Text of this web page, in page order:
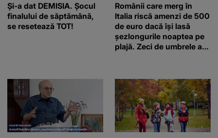
Şi-a dat DEMISIA. Şocul
finalului de săptămână,
se resetează TOT!
Românii care merg în
Italia riscă amenzi de 500
de euro dacă își lasă
șezlongurile noaptea pe
plajă. Zeci de umbrele au